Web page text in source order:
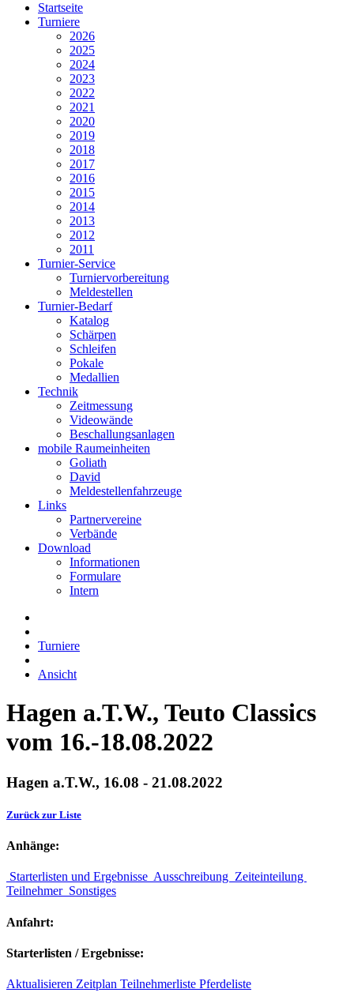
Startseite
Turniere
2026
2025
2024
2023
2022
2021
2020
2019
2018
2017
2016
2015
2014
2013
2012
2011
Turnier-Service
Turniervorbereitung
Meldestellen
Turnier-Bedarf
Katalog
Schärpen
Schleifen
Pokale
Medallien
Technik
Zeitmessung
Videowände
Beschallungsanlagen
mobile Raumeinheiten
Goliath
David
Meldestellenfahrzeuge
Links
Partnervereine
Verbände
Download
Informationen
Formulare
Intern
Turniere
Ansicht
Hagen a.T.W., Teuto Classics
vom 16.-18.08.2022
Hagen a.T.W., 16.08 - 21.08.2022
Zurück zur Liste
Anhänge:
Starterlisten und Ergebnisse Ausschreibung Zeiteinteilung
Teilnehmer Sonstiges
Anfahrt:
Starterlisten / Ergebnisse:
Aktualisieren Zeitplan Teilnehmerliste Pferdeliste